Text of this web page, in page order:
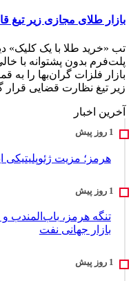
بازار طلای مجازی زیر تیغ
تب «خرید طلا با یک کلیک»
پلت‌فرم بدون پشتوانه با
بازار فلزات گران‌بها را به
زیر تیغ نظارت قضایی قرار
آخرین اخبار
هرمز؛ مزیت ژئوپلیتیکی
تنگه هرمز، باب‌المندب
بازار جهانی نفت